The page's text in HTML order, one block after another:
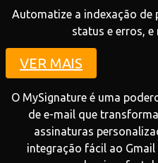
Automatize a indexação de
status e erros, e
VER MAIS
O MySignature é uma
de e-mail que
assinaturas
integração fácil ao Gmail